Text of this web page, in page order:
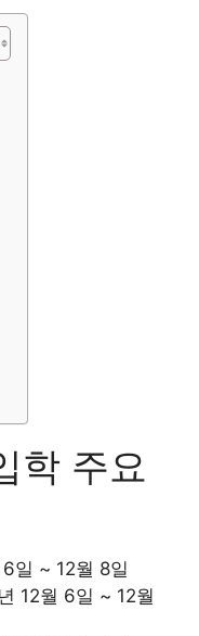
학 주요
일 ~ 12월 8일
12월 6일 ~ 12월